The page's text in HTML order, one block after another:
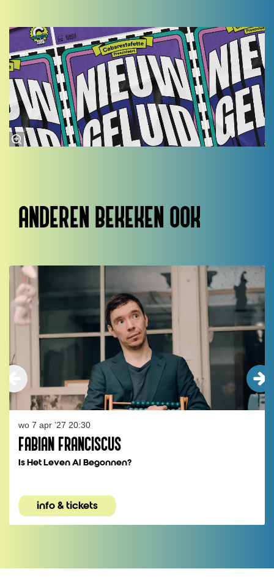
ANDEREN BEKEKEN OOK
FABIAN FRANCISCUS
Is Het Leven Al Begonnen?
wo 7 apr ’27 20:30
info & tickets